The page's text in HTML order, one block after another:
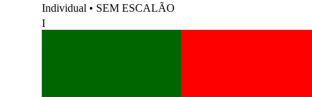
Individual • SEM ESCALÃO
I